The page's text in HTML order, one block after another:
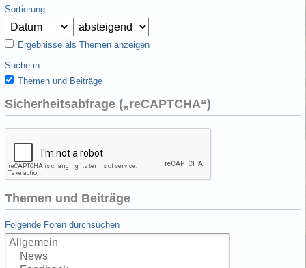
Sortierung
Ergebnisse als Themen anzeigen
Suche in
Themen und Beiträge
Sicherheitsabfrage („reCAPTCHA“)
Themen und Beiträge
Folgende Foren durchsuchen